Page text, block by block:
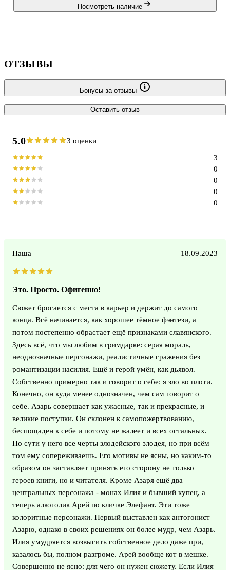
Посмотреть наличие
ОТЗЫВЫ
Бонусы за отзывы
Оставить отзыв
5.0 3 оценки
0
0
0
0
3
Паша 18.09.2023
Это. Просто. Офигенно!
Сюжет бросается с места в карьер и держит до самого
конца. Всё начинается, как хорошее тёмное фэнтези, а
потом постепенно обрастает ещё признаками славянского.
Здесь всё, что мы любим в гримдарке: серая мораль,
неоднозначные персонажи, реалистичные сражения без
романтизации насилия. Ещё и герой умён, как дьявол.
Собственно примерно так и говорит о себе: я зло во плоти.
Конечно, он куда менее однозначен, чем сам говорит о
себе. Азарь совершает как ужасные, так и прекрасные, и
великие поступки. Он склонен к самопожертвованию,
беспощаден к себе и потому не жалеет и всех остальных.
По сути у него все черты злодейского злодея, но при всём
том ему сопереживаешь. Его мотивы не ясны, но каким-то
образом он заставляет принять его сторону не только
героев книги, но и читателя. Кроме Азаря ещё два
центральных персонажа - монах Илия и бывший купец, а
теперь алкоголик Арей по кличке Элефант. Эти тоже
колоритные персонажи. Первый выставлен как антогонист
Азарю, однако в своих решениях он более мудр, чем Азарь.
Илия умудряется возвысить собственное дело даже при,
казалось бы, полном разгроме. Арей вообще кот в мешке.
Совершенно не ясно: для чего он нужен сюжету. Если Илия